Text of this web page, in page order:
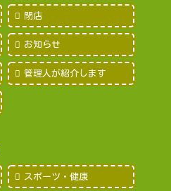
閉店
お知らせ
管理人が紹介します
スポーツ・健康